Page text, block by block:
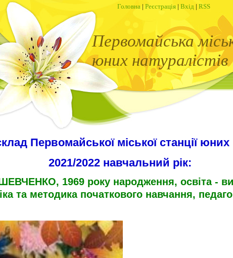
Головна | Реєстрація | Вхід | RSS
Первомайська
юних натуралістів
Первомайської міської станції юних
2021/2022 навчальний рік:
1969 року народження, освіта -
та методика початкового навчання,